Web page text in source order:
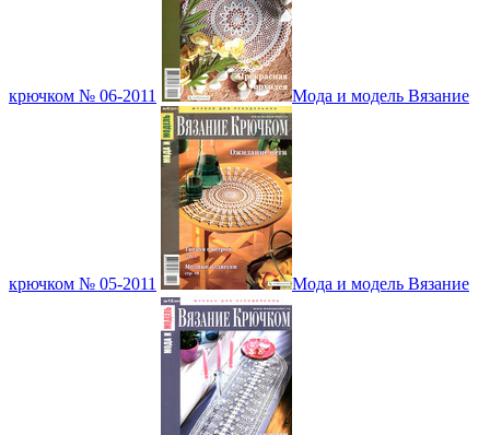
крючком № 06-2011 Мода и модель Вязание
крючком № 05-2011 Мода и модель Вязание